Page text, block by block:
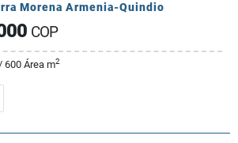
Morena Armenia-Quindio
COP
600 Área m2